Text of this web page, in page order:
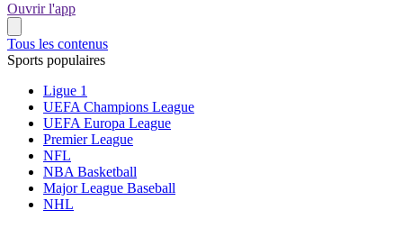
Ouvrir l'app
Tous les contenus
Sports populaires
Ligue 1
UEFA Champions League
UEFA Europa League
Premier League
NFL
NBA Basketball
Major League Baseball
NHL